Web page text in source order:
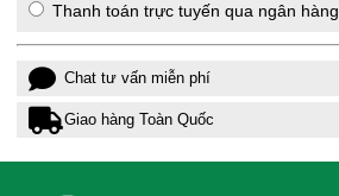
Thanh toán trực tuyến qua ngân hàng
Chat tư vấn miễn phí
Giao hàng Toàn Quốc